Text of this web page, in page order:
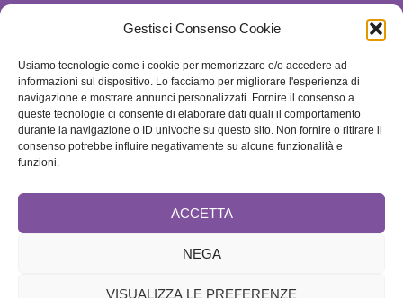
Gestisci Consenso Cookie
Usiamo tecnologie come i cookie per memorizzare e/o accedere ad
informazioni sul dispositivo. Lo facciamo per migliorare l'esperienza di
navigazione e mostrare annunci personalizzati. Fornire il consenso a
queste tecnologie ci consente di elaborare dati quali il comportamento
durante la navigazione o ID univoche su questo sito. Non fornire o ritirare il
consenso potrebbe influire negativamente su alcune funzionalità e
funzioni.
ACCETTA
NEGA
VISUALIZZA LE PREFERENZE
spostare in luxury celebrities
Uomo
SEGUICI SU
ISCRIVITI ALLA NEWSLETTER